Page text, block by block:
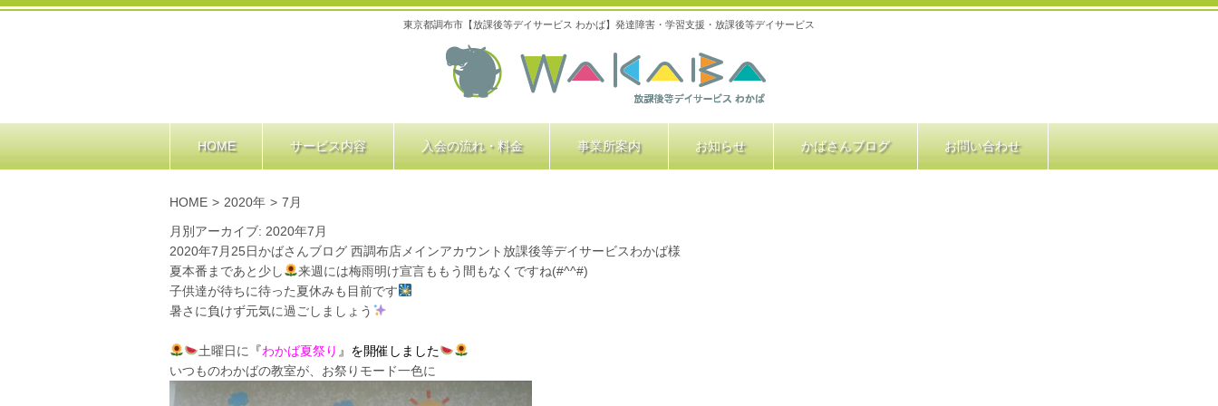
東京都調布市【放課後等デイサービス わかば】発達障害・学習支援・放課後等デイサービス
HOME サービス内容 入会の流れ・料金 事業所案内 お知らせ かばさんブログ お問い合わせ
HOME > 2020年 > 7月
月別アーカイブ: 2020年7月
2020年7月25日かばさんブログ 西調布店 メインアカウント放課後等デイサービスわかば様
夏本番まであと少し
来週には梅雨明け宣言ももう間もなくですね(#^^#)
子供達が待ちに待った夏休みも目前です
暑さに負けず元気に過ごしましょう
土曜日に 『わかば夏祭り 』を開催しました
いつものわかばの教室が、お祭りモード一色に